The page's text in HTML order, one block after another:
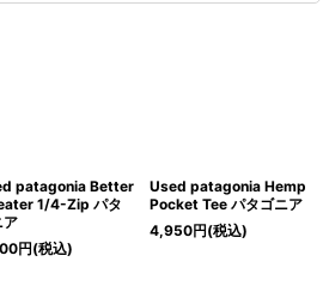
patagonia Better
1/4-Zip パタ
ア
円(税込)
Used patagonia Hemp
Pocket Tee パタゴニア
4,950円(税込)